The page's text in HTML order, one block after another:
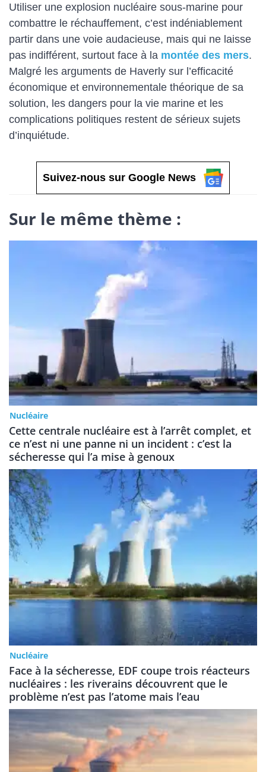
Utiliser une explosion nucléaire sous-marine pour
combattre le réchauffement, c’est indéniablement
partir dans une voie audacieuse, mais qui ne laisse
pas indifférent, surtout face à la montée des mers.
Malgré les arguments de Haverly sur l’efficacité
économique et environnementale théorique de sa
solution, les dangers pour la vie marine et les
complications politiques restent de sérieux sujets
d’inquiétude.
Suivez-nous sur Google News
Sur le même thème :
Nucléaire
Cette centrale nucléaire est à l’arrêt complet, et
ce n’est ni une panne ni un incident : c’est la
sécheresse qui l’a mise à genoux
Nucléaire
Face à la sécheresse, EDF coupe trois réacteurs
nucléaires : les riverains découvrent que le
problème n’est pas l’atome mais l’eau